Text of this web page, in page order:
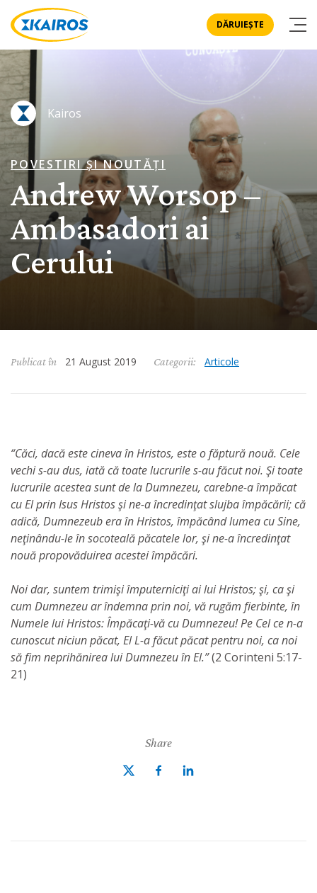
DĂRUIEȘTE
Kairos
POVESTIRI ȘI NOUTĂȚI
Andrew Worsop –
Ambasadori ai
Cerului
Publicat în 21 August 2019 Categorii: Articole
“Căci, dacă este cineva în Hristos, este o făptură nouă. Cele
vechi s-au dus, iată că toate lucrurile s-au făcut noi. Şi toate
lucrurile acestea sunt de la Dumnezeu, carebne-a împăcat
cu El prin Isus Hristos şi ne-a încredinţat slujba împăcării; că
adică, Dumnezeub era în Hristos, împăcând lumea cu Sine,
neţinându-le în socoteală păcatele lor, şi ne-a încredinţat
nouă propovăduirea acestei împăcări.
Noi dar, suntem trimişi împuterniciţi ai lui Hristos; şi, ca şi
cum Dumnezeu ar îndemna prin noi, vă rugăm fierbinte, în
Numele lui Hristos: Împăcaţi-vă cu Dumnezeu! Pe Cel ce n-a
cunoscut niciun păcat, El L-a făcut păcat pentru noi, ca noi
să fim neprihănirea lui Dumnezeu în El.”(2 Corinteni 5:17-
21)
Share